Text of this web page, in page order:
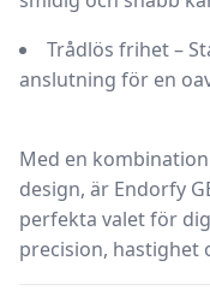
Trådlös frihet–
anslutning för en
Med en
design, är Endorfy
perfekta valet för
precision, hastighet